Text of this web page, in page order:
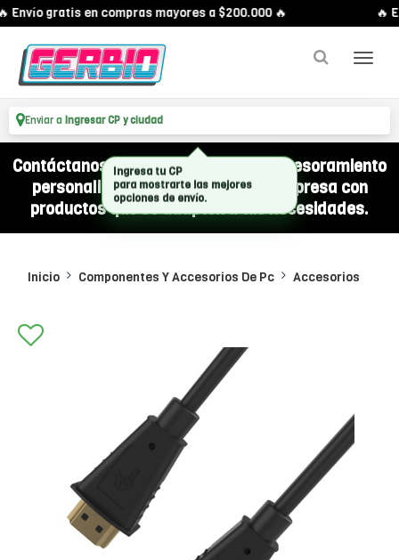
Envío gratis en compras mayores a $200.000 🔥 🔥
Enviar a Ingresar CP y ciudad
Contáctanos por WhatsApp y recibí asesoramiento
personalizado para equipar a tu empresa con
productos que se adapten a tus necesidades.
Inicio Componentes Y Accesorios De Pc Accesorios